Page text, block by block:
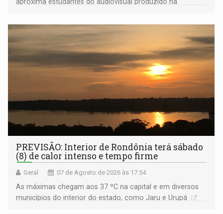
aproxima estudantes do audiovisual produzido na
PREVISÃO: Interior de Rondônia terá sábado
(8) de calor intenso e tempo firme
Geral 07 de Agosto de 2026 às 17:54
As máximas chegam aos 37 ºC na capital e em diversos
municípios do interior do estado, como Jaru e Urupá